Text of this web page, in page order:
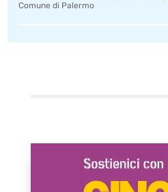
Comune di Palermo